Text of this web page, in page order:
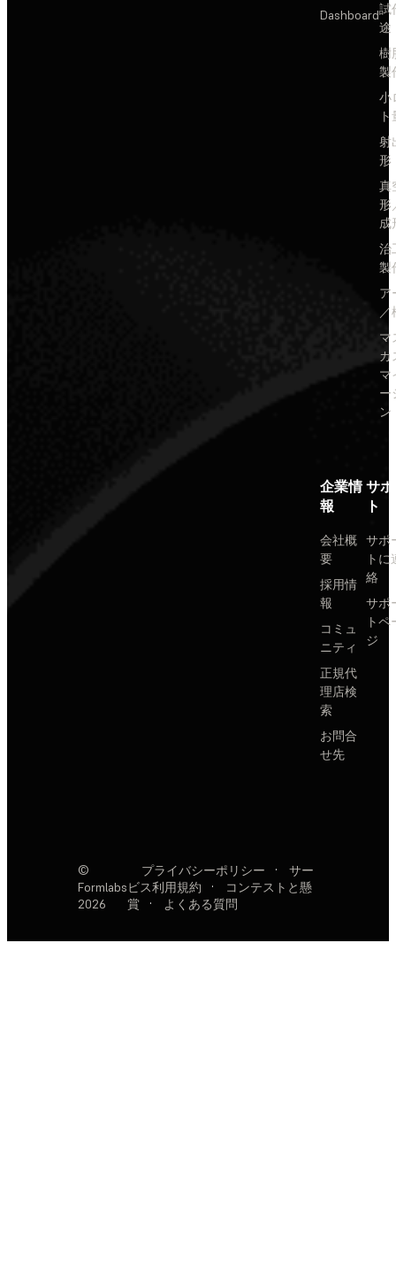
Dashboard試
途
樹
製
小
射
形
真
形
成
治
製
ア
／
マ
カ
マ
ー
ン
企業情
報
会社概
要
採用情
報
コミュ
ニティ
正規代
理店検
索
お問合
せ先
サ
ト
サポ
トに
絡
サポ
トペ
ジ
©
Formlabs
2026
プライバシーポリシー ·
サー
ビス利用規約
·
コンテストと懸
賞
· よくある質問